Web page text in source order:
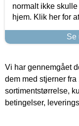
normalt ikke
hjem. Klik her for
Se
Vi har gennemgået
dem med stjerner
sortimentstørrelse,
betingelser,